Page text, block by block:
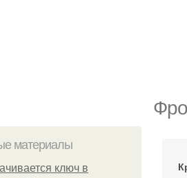
материалы
ключ в